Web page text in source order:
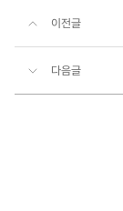
이전글
다음글